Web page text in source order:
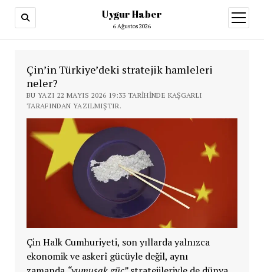
Uygur Haber
6 Ağustos 2026
aç
Çin’in Türkiye’deki stratejik hamleleri
neler?
BU YAZI 22 MAYIS 2026 19:33 TARIHINDE KAŞGARLI
TARAFINDAN YAZILMIŞTIR.
Çin Halk Cumhuriyeti, son yıllarda yalnızca
ekonomik ve askerî gücüyle değil, aynı